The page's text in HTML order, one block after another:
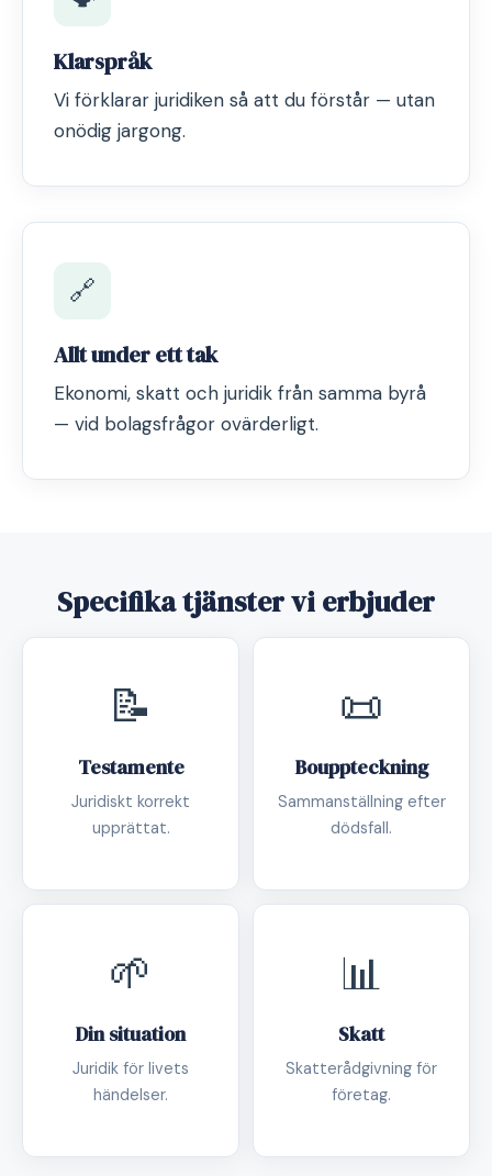
Klarspråk
Vi förklarar juridiken så att du förstår — utan
onödig jargong.
🔗
Allt under ett tak
Ekonomi, skatt och juridik från samma byrå
— vid bolagsfrågor ovärderligt.
Specifika tjänster vi erbjuder
📝
Testamente
Juridiskt korrekt
upprättat.
📜
Bouppteckning
Sammanställning efter
dödsfall.
🌱
Din situation
Juridik för livets
händelser.
📊
Skatt
Skatterådgivning för
företag.